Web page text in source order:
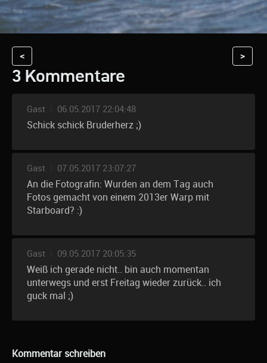
< >
3 Kommentare
Gast 06.05.2017 22:04:48
Schick schick Bruderherz ;)
Gast 07.05.2017 23:07:27
An die Fotografin: Wurden an dem Tag auch
Fotos gemacht von einem 2013er Warp mit
Starboard? :)
Gast 09.05.2017 20:05:35
Weiß ich gerade nicht.. bin auch momentan
unterwegs und erst Freitag wieder zurück.. ich
guck mal ;)
Kommentar schreiben